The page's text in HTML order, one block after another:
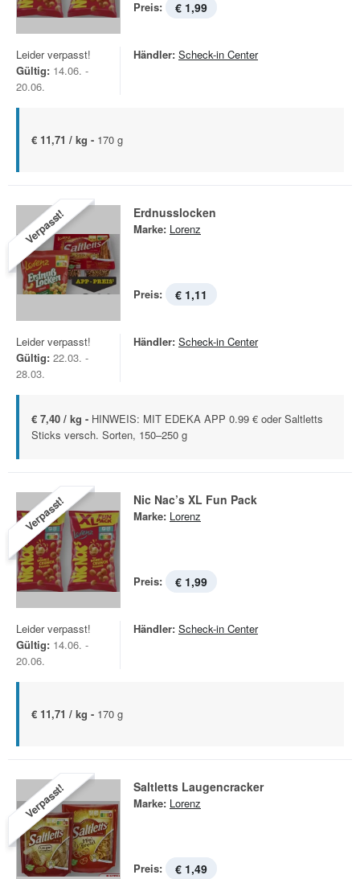
Preis: € 1,99
Leider verpasst!
Gültig: 14.06. -
20.06.
Händler: Scheck-in Center
€ 11,71 / kg - 170 g
Verpasst! Erdnusslocken
Marke: Lorenz
Preis: € 1,11
Leider verpasst!
Gültig: 22.03. -
28.03.
Händler: Scheck-in Center
€ 7,40 / kg - HINWEIS: MIT EDEKA APP 0.99 € oder Saltletts
Sticks versch. Sorten, 150–250 g
Verpasst! Nic Nac’s XL Fun Pack
Marke: Lorenz
Preis: € 1,99
Leider verpasst!
Gültig: 14.06. -
20.06.
Händler: Scheck-in Center
€ 11,71 / kg - 170 g
Verpasst! Saltletts Laugencracker
Marke: Lorenz
Preis: € 1,49